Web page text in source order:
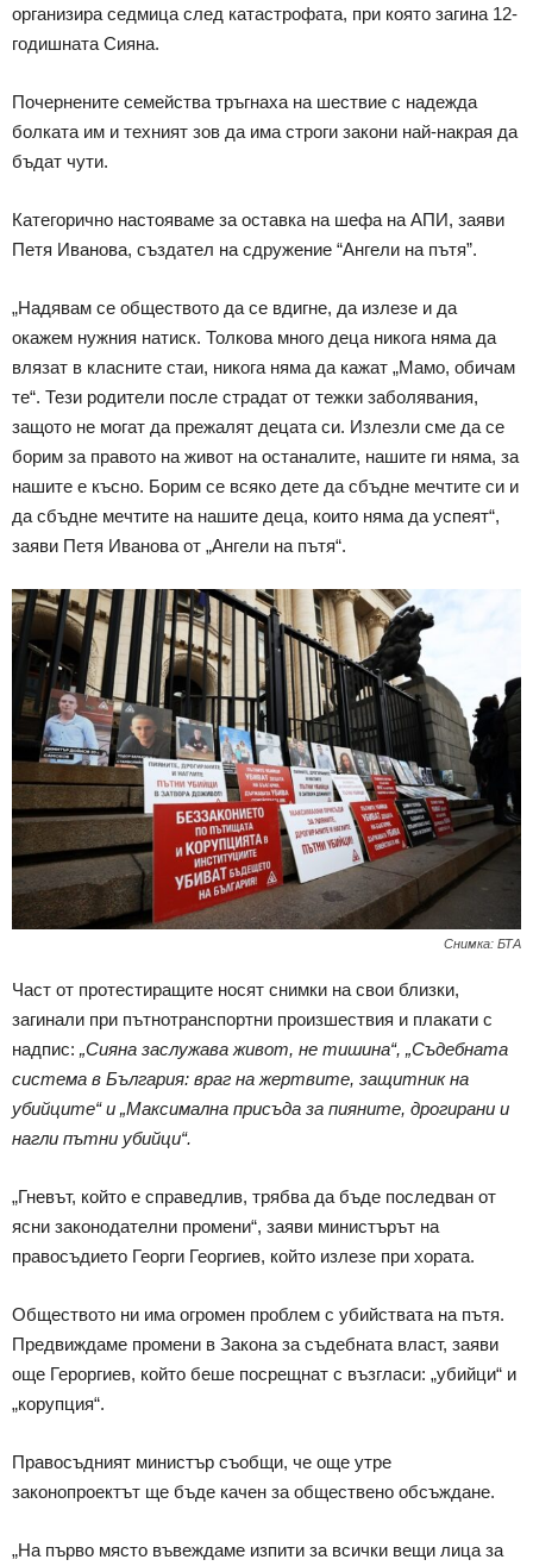
организира седмица след катастрофата, при която загина 12-
годишната Сияна.
Почернените семейства тръгнаха на шествие с надежда
болката им и техният зов да има строги закони най-накрая да
бъдат чути.
Категорично настояваме за оставка на шефа на АПИ, заяви
Петя Иванова, създател на сдружение “Ангели на пътя”.
„Надявам се обществото да се вдигне, да излезе и да
окажем нужния натиск. Толкова много деца никога няма да
влязат в класните стаи, никога няма да кажат „Мамо, обичам
те“. Тези родители после страдат от тежки заболявания,
защото не могат да прежалят децата си. Излезли сме да се
борим за правото на живот на останалите, нашите ги няма, за
нашите е късно. Борим се всяко дете да сбъдне мечтите си и
да сбъдне мечтите на нашите деца, които няма да успеят“,
заяви Петя Иванова от „Ангели на пътя“.
Снимка: БТА
Част от протестиращите носят снимки на свои близки,
загинали при пътнотранспортни произшествия и плакати с
надпис: „Сияна заслужава живот, не тишина“, „Съдебната
система в България: враг на жертвите, защитник на
убийците“ и „Максимална присъда за пияните, дрогирани и
нагли пътни убийци“.
„Гневът, който е справедлив, трябва да бъде последван от
ясни законодателни промени“, заяви министърът на
правосъдието Георги Георгиев, който излезе при хората.
Обществото ни има огромен проблем с убийствата на пътя.
Предвиждаме промени в Закона за съдебната власт, заяви
още Героргиев, който беше посрещнат с възгласи: „убийци“ и
„корупция“.
Правосъдният министър съобщи, че още утре
законопроектът ще бъде качен за обществено обсъждане.
„На първо място въвеждаме изпити за всички вещи лица за